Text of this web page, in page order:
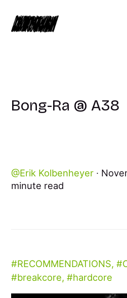
Erik Kolbenheyer
minute read
Bong-Ra @ A38
RECOMMENDATIONS,
breakcore, hardcore